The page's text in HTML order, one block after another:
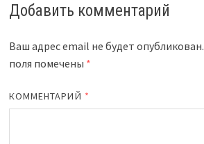
Добавить комментарий
Ваш адрес email не будет опубликован.
поля помечены *
КОММЕНТАРИЙ *